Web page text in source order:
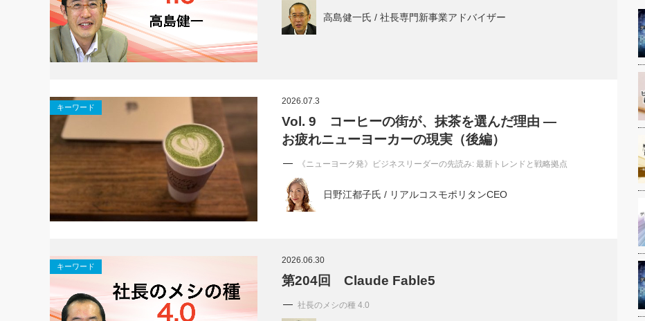
高島健一氏 / 社長専門新事業アドバイザー
キーワード
2026.07.3
Vol. 9 コーヒーの街が、抹茶を選んだ理由 ―
お疲れニューヨーカーの現実（後編）
《ニューヨーク発》ビジネスリーダーの先読み: 最新トレンドと戦略拠点
日野江都子氏 / リアルコスモポリタンCEO
キーワード
2026.06.30
第204回 Claude Fable5
社長のメシの種 4.0